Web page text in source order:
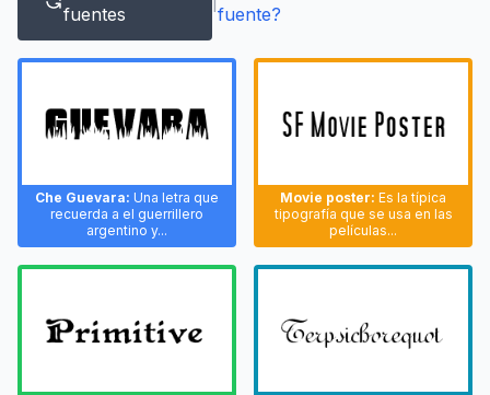
fuentes
fuente?
Che Guevara: Una letra que
recuerda a el guerrillero
argentino y...
Movie poster: Es la típica
tipografía que se usa en las
películas...